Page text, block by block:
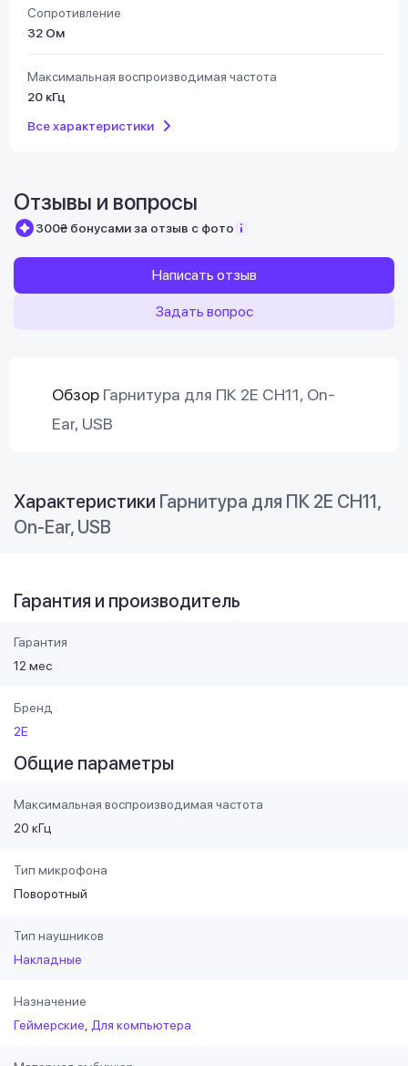
Сопротивление
32 Ом
Максимальная воспроизводимая частота
20 кГц
Все характеристики
Отзывы и вопросы
300₴ бонусами за отзыв с фото
Написать отзыв
Задать вопрос
Обзор Гарнитура для ПК 2E CH11, On-
Ear, USB
Характеристики Гарнитура для ПК 2E CH11,
On-Ear, USB
Гарантия и производитель
Гарантия
12 мес
Бренд
2E
Общие параметры
Максимальная воспроизводимая частота
20 кГц
Тип микрофона
Поворотный
Тип наушников
Накладные
Назначение
Геймерские
Для компьютера